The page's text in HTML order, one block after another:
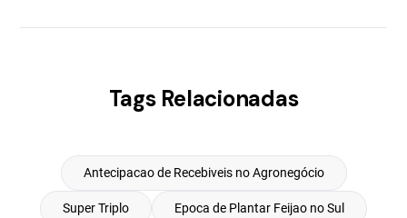
Tags Relacionadas
Antecipacao de Recebiveis no Agronegócio
Super Triplo Epoca de Plantar Feijao no Sul